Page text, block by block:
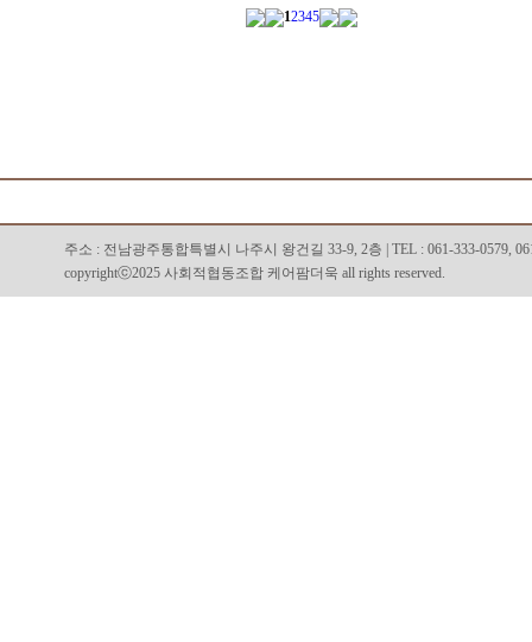
12345
주소 : 전남광주통합특별시 나주시 왕건길 33-9, 2층 | TEL : 061-333-0579,
copyrightⓒ2025 사회적협동조합 케어팜더욱 all rights reserved.